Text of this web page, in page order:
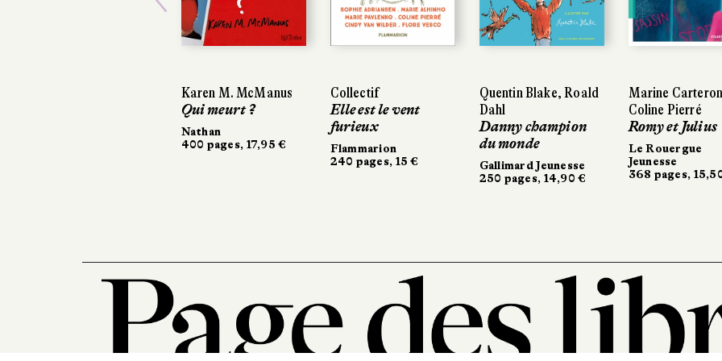
Karen M. McManus
Qui meurt ?
400 pages, 17,95 €
Collectif
Elle est le vent
Flammarion
240 pages, 15 €
Quentin Blake, Roald
Dahl
Danny champion
Gallimard Jeunesse
250 pages, 14,90 €
Marine Carteron,
Coline Pierré
Romy et Julius
Le Rouergue
Jeunesse
368 pages, 15,50 €
Collectif
Elle est le vent
Flammarion
240 pages, 15 €
Quentin Blake, Roald
Dahl
Danny champion
Gallimard Jeunesse
250 pages, 14,90 €
Marine Carteron,
Coline Pierré
Romy et Julius
Le Rouergue
Jeunesse
368 pages, 15,50 €
Previous